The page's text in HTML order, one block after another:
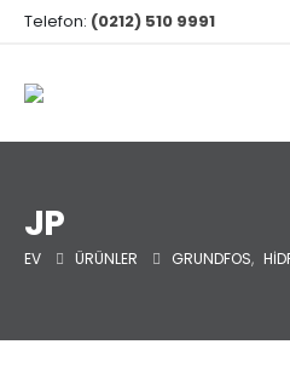
Telefon: (0212) 510 9991
JP
EV ÜRÜNLER GRUNDFOS,